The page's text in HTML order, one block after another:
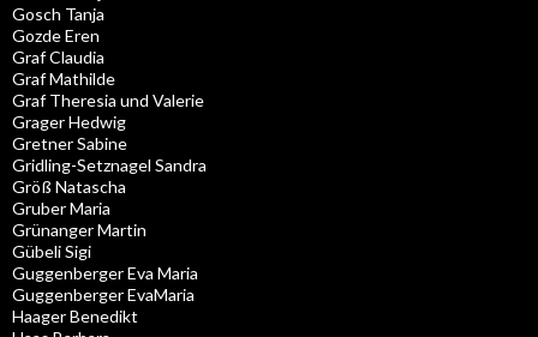
Gosch Tanja
Gozde Eren
Graf Claudia
Graf Mathilde
Graf Theresia und Valerie
Grager Hedwig
Gretner Sabine
Gridling-Setznagel Sandra
Größ Natascha
Gruber Maria
Grünanger Martin
Gübeli Sigi
Guggenberger Eva Maria
Guggenberger EvaMaria
Haager Benedikt